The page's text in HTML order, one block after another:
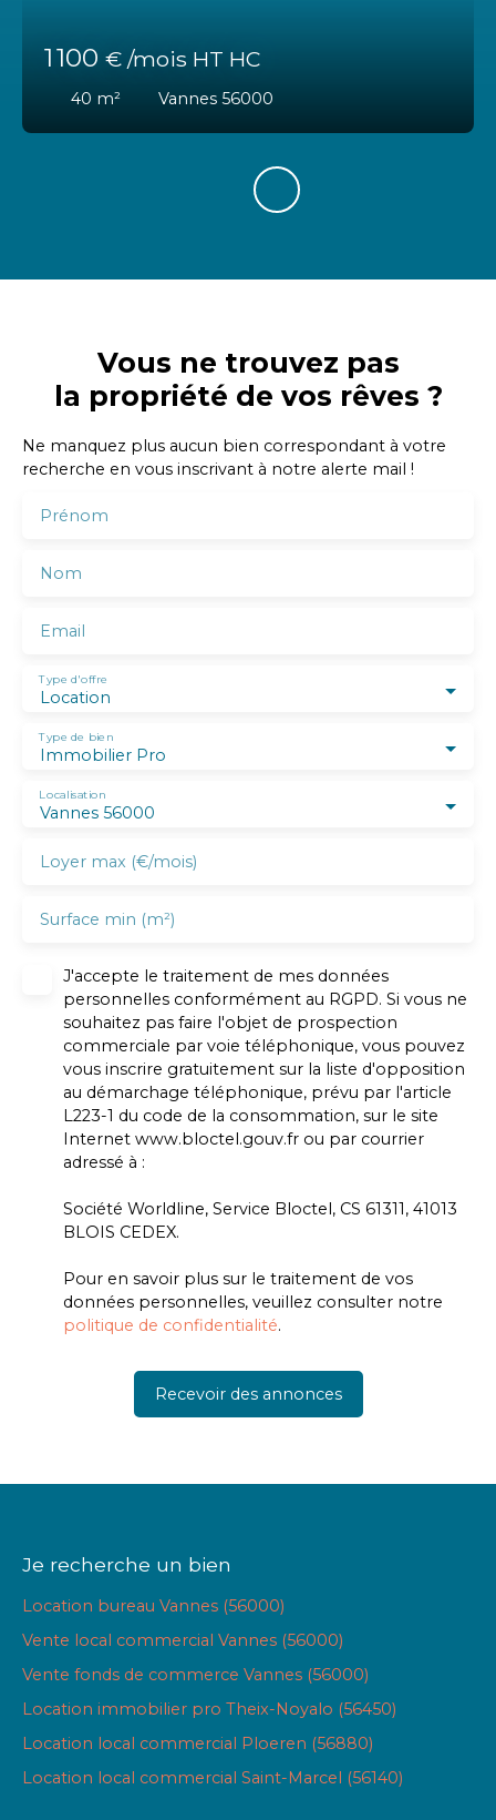
1 100 € /mois HT HC
40 m² Vannes 56000
Vous ne trouvez pas
la propriété de vos rêves ?
Ne manquez plus aucun bien correspondant à votre
recherche en vous inscrivant à notre alerte mail !
Prénom
Nom
Email
Location
Type d'offre
Immobilier Pro
Type de bien
Vannes 56000
Localisation
Loyer max (€/mois)
Surface min (m²)
J'accepte le traitement de mes données
personnelles conformément au RGPD. Si vous ne
souhaitez pas faire l'objet de prospection
commerciale par voie téléphonique, vous pouvez
vous inscrire gratuitement sur la liste d'opposition
au démarchage téléphonique, prévu par l'article
L223-1 du code de la consommation, sur le site
Internet www.bloctel.gouv.fr ou par courrier
adressé à :
Société Worldline, Service Bloctel, CS 61311, 41013
BLOIS CEDEX.
Pour en savoir plus sur le traitement de vos
données personnelles, veuillez consulter notre
politique de confidentialité.
Recevoir des annonces
Je recherche un bien
Location bureau Vannes (56000)
Vente local commercial Vannes (56000)
Vente fonds de commerce Vannes (56000)
Location immobilier pro Theix-Noyalo (56450)
Location local commercial Ploeren (56880)
Location local commercial Saint-Marcel (56140)